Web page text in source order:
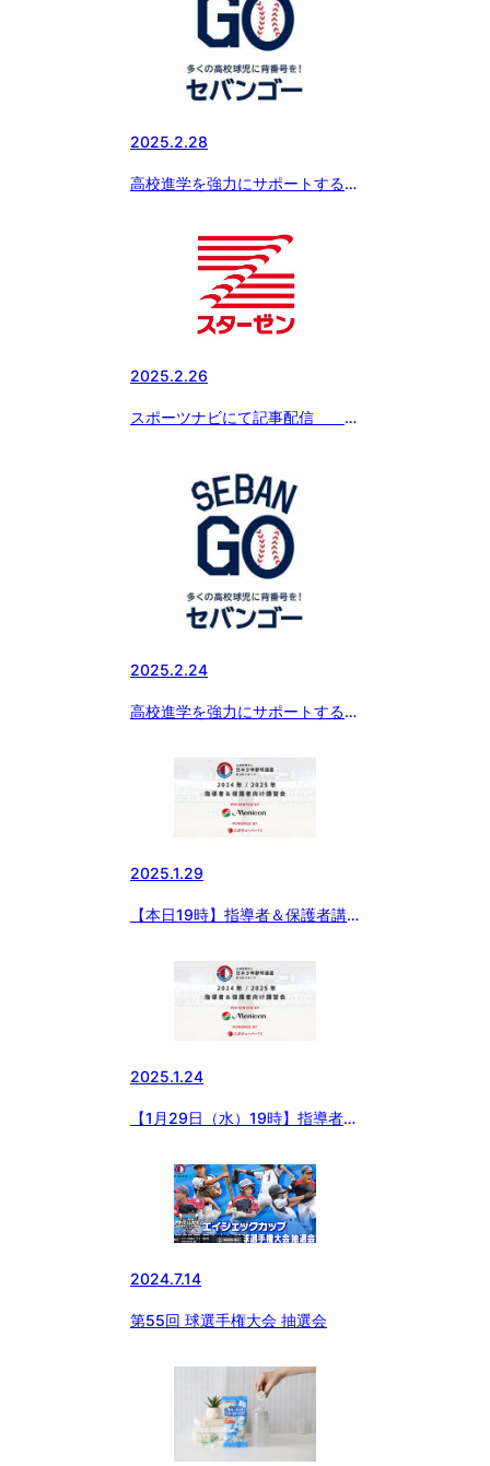
2025.2.28
高校進学を強力にサポートする新
ゴー）に日本体育大学柏高等学校
野球部が新たに参加!!
2025.2.26
スポーツナビにて記事配信
冠スポンサー、スターゼン株式会
社・横田社長が 『ドナルド・マ
クドナルド・ハウス』を訪問。
読売ジャイアンツ・丸選手と対
2025.2.24
高校進学を強力にサポートする新
ゴー）に作新学院高 女子硬式野
球部、京都外大西高 女子硬式野
球部、つくば国際高 硬式野球部
2025.1.29
【本日19時】指導者＆保護者講
2025.1.24
【1月29日（水）19時】指導者＆
2024.7.14
第55回 球選手権大会 抽選会